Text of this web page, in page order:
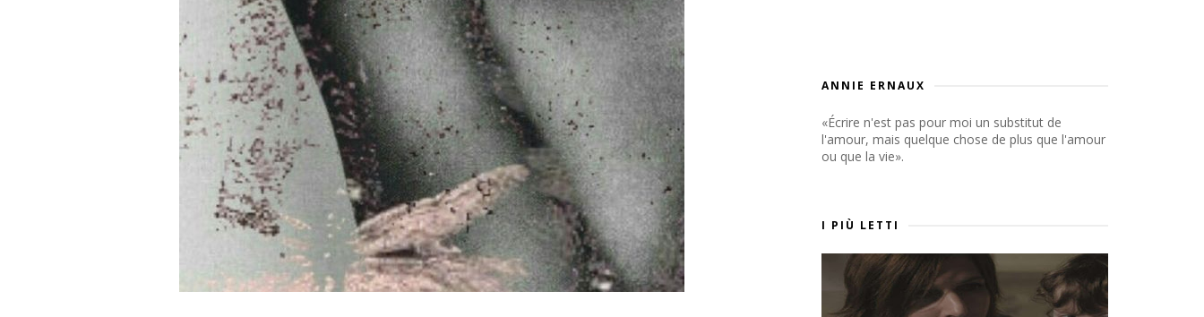
ANNIE ERNAUX
«Écrire n'est pas pour moi un substitut de
l'amour, mais quelque chose de plus que l'amour
ou que la vie».
I PIÙ LETTI